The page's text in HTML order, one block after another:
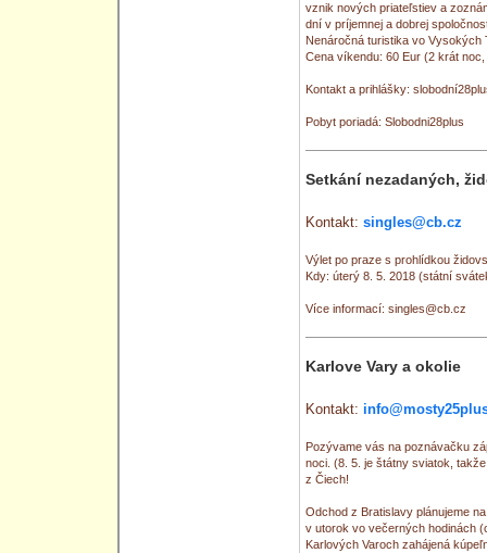
vznik nových priateľstiev a
dní v príjemnej a dobrej
Nenáročná turistika vo Vysokých
Cena víkendu: 60 Eur (2 krát
Kontakt a prihlášky:
Pobyt poriadá: Slobodni28plus
Setkání nezadaných,
Kontakt: singles@cb.cz
Výlet po praze s prohlídkou
Kdy: úterý 8. 5. 2018 (státní
Více informací: singles@cb.cz
Karlove Vary a okolie
Kontakt:
Pozývame vás na poznávačku
noci. (8. 5. je štátny sviatok,
z Čiech!
Odchod z Bratislavy plánujeme
v utorok vo večerných hodinách
Karlových Varoch zahájená